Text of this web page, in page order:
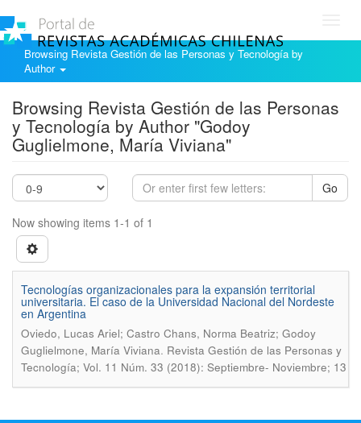
Browsing Revista Gestión de las Personas y Tecnología by
Author
Browsing Revista Gestión de las Personas
y Tecnología by Author "Godoy
Guglielmone, María Viviana"
Go
Now showing items 1-1 of 1
Tecnologías organizacionales para la expansión territorial
universitaria. El caso de la Universidad Nacional del Nordeste
en Argentina
Oviedo, Lucas Ariel; Castro Chans, Norma Beatriz; Godoy
Guglielmone, María Viviana. Revista Gestión de las Personas y
Tecnología; Vol. 11 Núm. 33 (2018): Septiembre- Noviembre; 13